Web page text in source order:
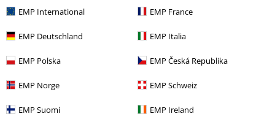
EMP International EMP France
EMP Deutschland EMP Italia
EMP Polska EMP Česká Republika
EMP Norge EMP Schweiz
EMP Suomi EMP Ireland